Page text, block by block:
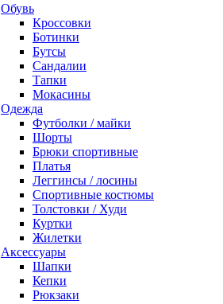
Обувь
Кроссовки
Ботинки
Бутсы
Сандалии
Тапки
Мокасины
Одежда
Футболки / майки
Шорты
Брюки спортивные
Платья
Леггинсы / лосины
Спортивные костюмы
Толстовки / Худи
Куртки
Жилетки
Аксессуары
Шапки
Кепки
Рюкзаки